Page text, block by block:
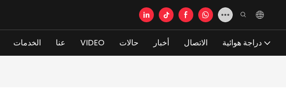
الخدمات عنا VIDEO حالات أخبار الاتصال دراجة هوائية